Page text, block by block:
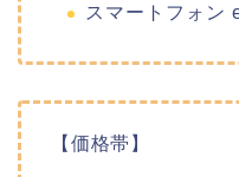
スマートフォン
【価格帯】